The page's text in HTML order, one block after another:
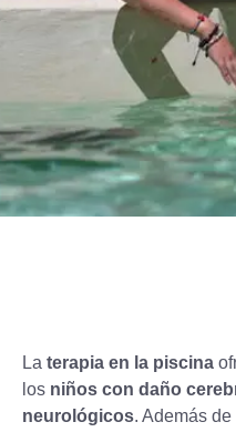
La terapia en la piscina
los niños con daño
neurológicos. Además